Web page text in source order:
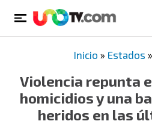
Inicio » Estados »
Violencia repunta
homicidios y una
heridos en las